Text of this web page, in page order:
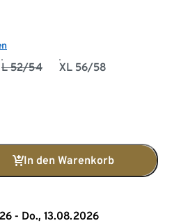
L 52/54 XL 56/58
In den Warenkorb
- Do., 13.08.2026